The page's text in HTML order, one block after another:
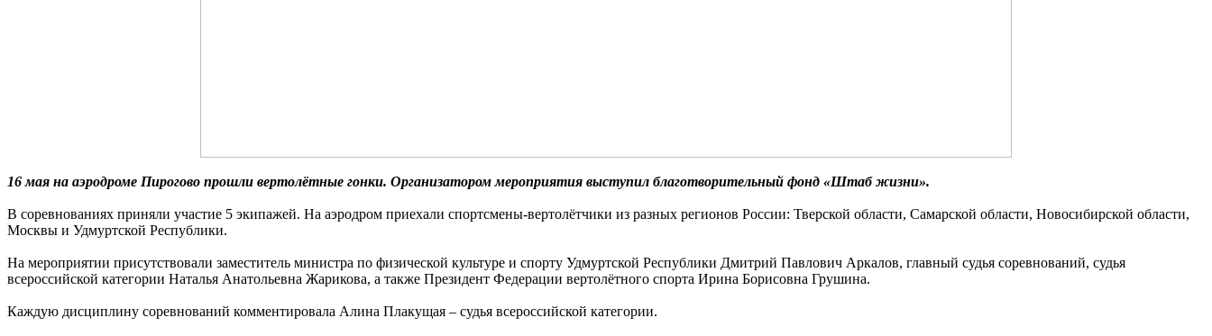
16 мая на аэродроме Пирогово прошли вертолётные гонки. Организатором мероприятия выступил благотворительный фонд «Штаб жизни».
В соревнованиях приняли участие 5 экипажей. На аэродром приехали спортсмены-вертолётчики из разных регионов России: Тверской области, Самарской области, Новосибирской области,
Москвы и Удмуртской Республики.
На мероприятии присутствовали заместитель министра по физической культуре и спорту Удмуртской Республики Дмитрий Павлович Аркалов, главный судья соревнований, судья
всероссийской категории Наталья Анатольевна Жарикова, а также Президент Федерации вертолётного спорта Ирина Борисовна Грушина.
Каждую дисциплину соревнований комментировала Алина Плакущая – судья всероссийской категории.